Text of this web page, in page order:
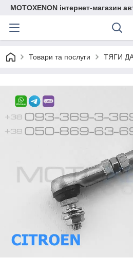
MOTOXENON інтернет-магазин
Товари та послуги ТЯГИ